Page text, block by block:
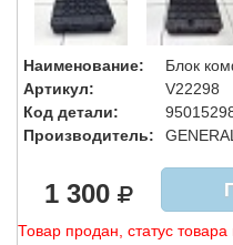
Наименование:
Блок
Артикул:
V22298
Код детали:
Производитель:
1 300
Товар продан, статус